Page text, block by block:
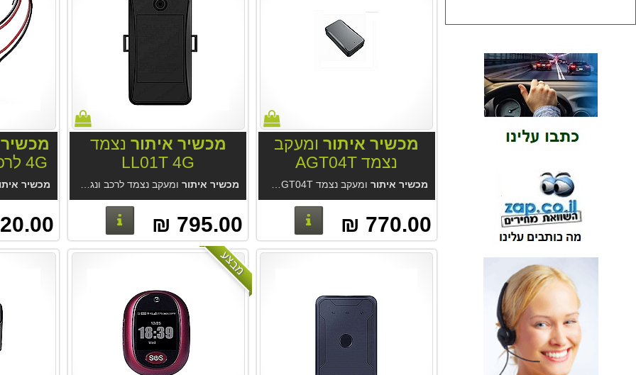
מכשיר איתורומעקב
נצמד AGT04T
מכשיר איתור ומעקב נצמד AGT04T. מכשיר עצמאי עם סוללה פנימית חזקה 10AH. מארז מגנטי נצמד אטום למים. בשילוב מערכת איתור GPS Trace הנוחה והאטרקטיבית במחיר. מיועד למעקב בזמן אמת או כמכשיר רדום לזמן ארוך.
770.00 ₪ פרטים נוספים
מכשיר איתור נצמד
LL01T 4G
מכשיר איתורומעקב נצמד לרכב ונגררים LL01T 4G. סוללה חזקה 10AH.מארז מגנטי אטום למים. מערכת איתור GPS Trace מחברת Gurtam הגדולה בעולם בניהול צי רכב. דמי מנוי נמוכים ידועים וזהים לכולם דרך האפליקציה וישירות ל- Gurtam..
795.00 ₪ פרטים נוספים
4G לרכב חשמלי בעסק
מכשיר
₪
מבצע